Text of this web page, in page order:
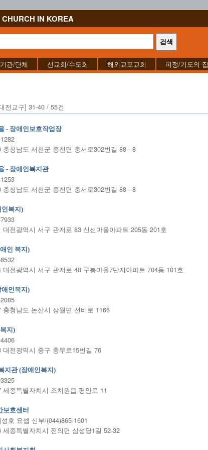
IN KOREA
기관/단체 선교회/수도회 해외교포교회 피정/기도의 집
전교구] 31-40 / 55건
- 장애인보호작업장
청남도 서천군 종천면 충서로302번길 88 - 8
- 장애인복지관
청남도 서천군 종천면 충서로302번길 88 - 8
인복지)
전광역시 서구 관저로 83 신선마을아파트 205동 201호
인 복지)
전광역시 서구 관저로 48 구봉마을7단지아파트 704동 101호
애인복지)
청남도 논산시 상월면 선비로 1166
지)
전광역시 중구 충무로15번길 76
지관 (장애인복지)
종특별자치시 조치원읍 평안로 11
보호센터
호 요셉 신부/(044)865-1601
종특별자치시 전의면 삼성당1길 52-32